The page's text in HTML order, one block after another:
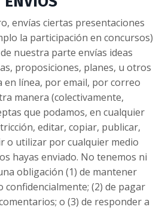
envías ciertas presentaciones
la participación en concursos)
nuestra parte envías ideas
proposiciones, planes, u otros
en línea, por email, por correo
manera (colectivamente,
que podamos, en cualquier
editar, copiar, publicar,
o utilizar por cualquier medio
hayas enviado. No tenemos ni
obligación (1) de mantener
(2) de pagar
o (3) de responder a